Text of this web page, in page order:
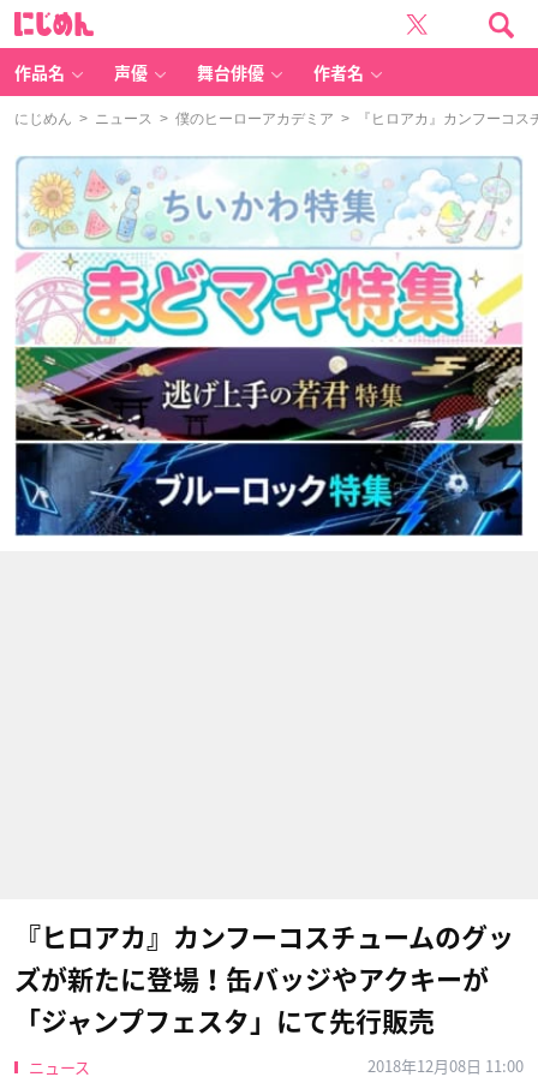
作品名 声優 舞台俳優 作者名
にじめん > ニュース > 僕のヒーローアカデミア > 『ヒロアカ』カンフーコス
『ヒロアカ』カンフーコスチュームのグッ
ズが新たに登場！缶バッジやアクキーが
「ジャンプフェスタ」にて先行販売
ニュース
2018年12月08日 11:00